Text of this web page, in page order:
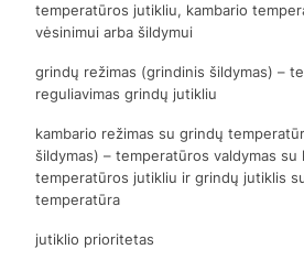
temperatūros jutikliu, kambario
vėsinimui arba šildymui
grindų režimas (grindinis šildymas) –
reguliavimas grindų jutikliu
kambario režimas su grindų
šildymas) – temperatūros valdymas su
temperatūros jutikliu ir grindų jutiklis
temperatūra
jutiklio prioritetas